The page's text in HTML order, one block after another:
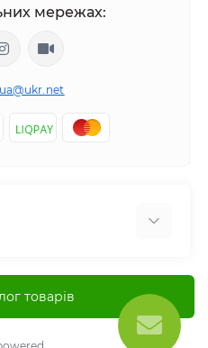
мережах:
товарів